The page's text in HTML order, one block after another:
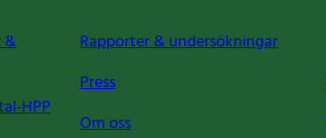
&
HPP
Rapporter & undersökningar
Press
Om oss